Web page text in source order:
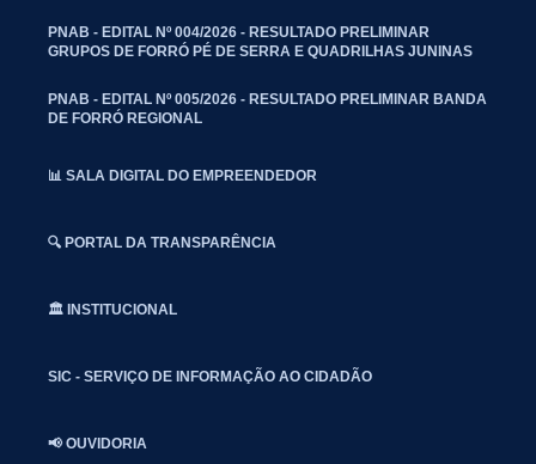
PNAB - EDITAL Nº 004/2026 - RESULTADO PRELIMINAR
GRUPOS DE FORRÓ PÉ DE SERRA E QUADRILHAS JUNINAS
PNAB - EDITAL Nº 005/2026 - RESULTADO PRELIMINAR BANDA
DE FORRÓ REGIONAL
📊 SALA DIGITAL DO EMPREENDEDOR
🔍 PORTAL DA TRANSPARÊNCIA
🏛️ INSTITUCIONAL
SIC - SERVIÇO DE INFORMAÇÃO AO CIDADÃO
📢 OUVIDORIA